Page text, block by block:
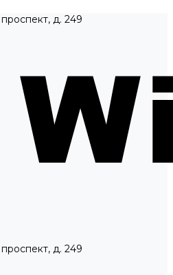
д. 249
д. 249